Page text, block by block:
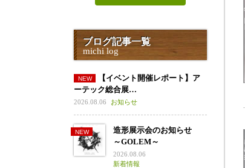
ブログ記事一覧
michi log
【イベント開催レポート】ア
ーテック総合展…
2026.08.06 お知らせ
造形展示会のお知らせ
～GOLEM～
2026.08.06
新着情報